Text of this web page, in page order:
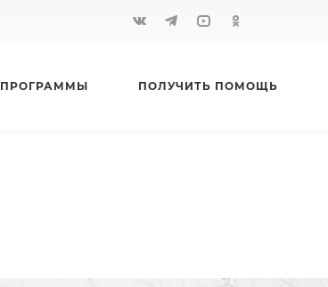
ПРОГРАММЫ ПОЛУЧИТЬ ПОМОЩЬ